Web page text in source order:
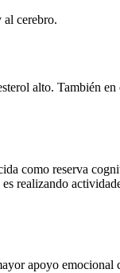
al cerebro.
alto. También
como reserva
realizando
apoyo